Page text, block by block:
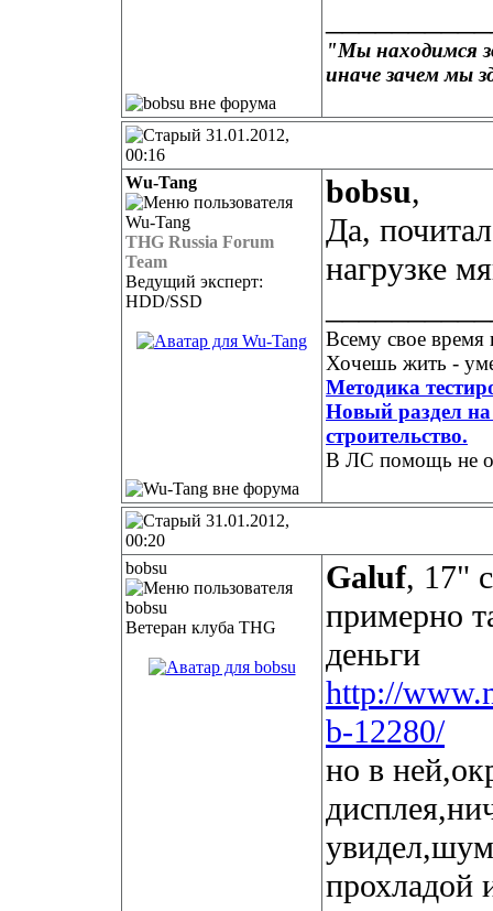
"Мы находимся
иначе зачем мы
31.01.2012,
00:16
Wu-Tang
THG Russia Forum
Team
Ведущий эксперт:
HDD/SSD
bobsu,
Да,
нагрузке
Всему свое
Хочешь жить -
Методика
Новый раздел
строительство.
В ЛС помощь не
31.01.2012,
00:20
bobsu
Ветеран клуба THG
Galuf, 17"
примерно
деньги
http://
b-12280/
но в
прохладой